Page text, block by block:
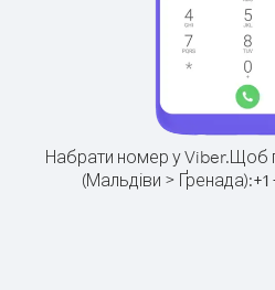
Набрати номер у Viber.Щоб
(Мальдіви > Ґренада):+1